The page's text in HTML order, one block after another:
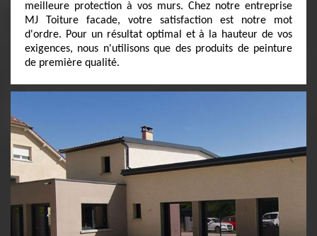
meilleure protection à vos murs. Chez notre entreprise
MJ Toiture facade, votre satisfaction est notre mot
d'ordre. Pour un résultat optimal et à la hauteur de vos
exigences, nous n'utilisons que des produits de peinture
de première qualité.